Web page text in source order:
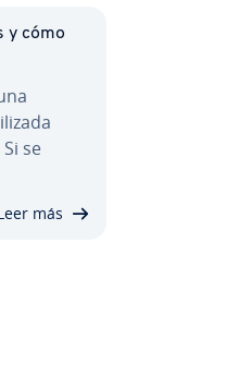
y cómo
se
más